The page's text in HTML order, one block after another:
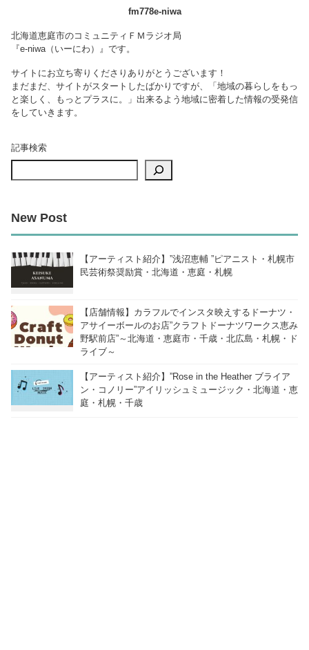
fm778e-niwa
北海道恵庭市のコミュニティＦＭラジオ局
『e-niwa（いーにわ）』です。
サイトにお立ち寄りくださりありがとうございます！
まだまだ、サイトがスタートしたばかりですが、「地域の暮らしをもっ
と楽しく、もっとプラスに。」出来るよう地域に密着した情報の受発信
をしていきます。
記事検索
New Post
【アーティスト紹介】”浅沼恵輔 ”ピアニスト・札幌市
民芸術祭奨励賞・北海道・恵庭・札幌
【店舗情報】カラフルでインスタ映えするドーナツ・
アサイーボールのお店”クラフトドーナツワークス恵み
野駅前店”～北海道・恵庭市・千歳・北広島・札幌・ド
ライブ～
【アーティスト紹介】”Rose in the Heather ブライア
ン・コノリー”アイリッシュミュージック・北海道・恵
庭・札幌・千歳